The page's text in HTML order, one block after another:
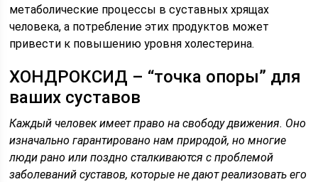
метаболические процессы в суставных хрящах
человека, а потребление этих продуктов может
привести к повышению уровня холестерина.
ХОНДРОКСИД – “точка опоры” для
ваших суставов
Каждый человек имеет право на свободу движения. Оно
изначально гарантировано нам природой, но многие
люди рано или поздно сталкиваются с проблемой
заболеваний суставов, которые не дают реализовать его